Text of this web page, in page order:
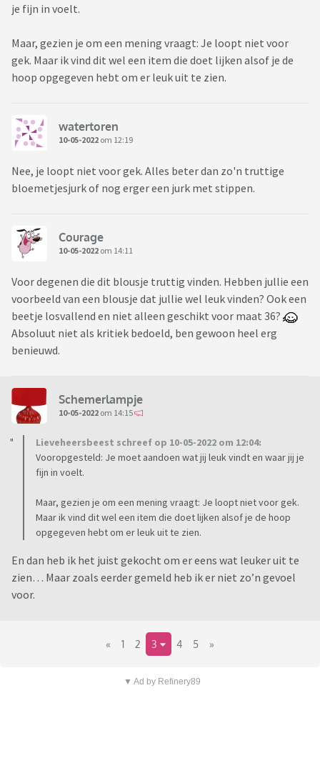
je fijn in voelt.
Maar, gezien je om een mening vraagt: Je loopt niet voor
gek. Maar ik vind dit wel een item die doet lijken alsof je de
hoop opgegeven hebt om er leuk uit te zien.
watertoren
10-05-2022 om 12:19
Nee, je loopt niet voor gek. Alles beter dan zo'n truttige
bloemetjesjurk of nog erger een jurk met stippen.
Courage
10-05-2022 om 14:11
Voor degenen die dit blousje truttig vinden. Hebben jullie een
voorbeeld van een blousje dat jullie wel leuk vinden? Ook een
beetje losvallend en niet alleen geschikt voor maat 36?
Absoluut niet als kritiek bedoeld, ben gewoon heel erg
benieuwd.
Schemerlampje
10-05-2022 om 14:15
Lieveheersbeest schreef op 10-05-2022 om 12:04:
Vooropgesteld: Je moet aandoen wat jij leuk vindt en waar jij je
fijn in voelt.
Maar, gezien je om een mening vraagt: Je loopt niet voor gek.
Maar ik vind dit wel een item die doet lijken alsof je de hoop
opgegeven hebt om er leuk uit te zien.
En dan heb ik het juist gekocht om er eens wat leuker uit te
zien… Maar zoals eerder gemeld heb ik er niet zo’n gevoel
voor.
« 1 2 3 4 5 »
▼ Ad by Refinery89